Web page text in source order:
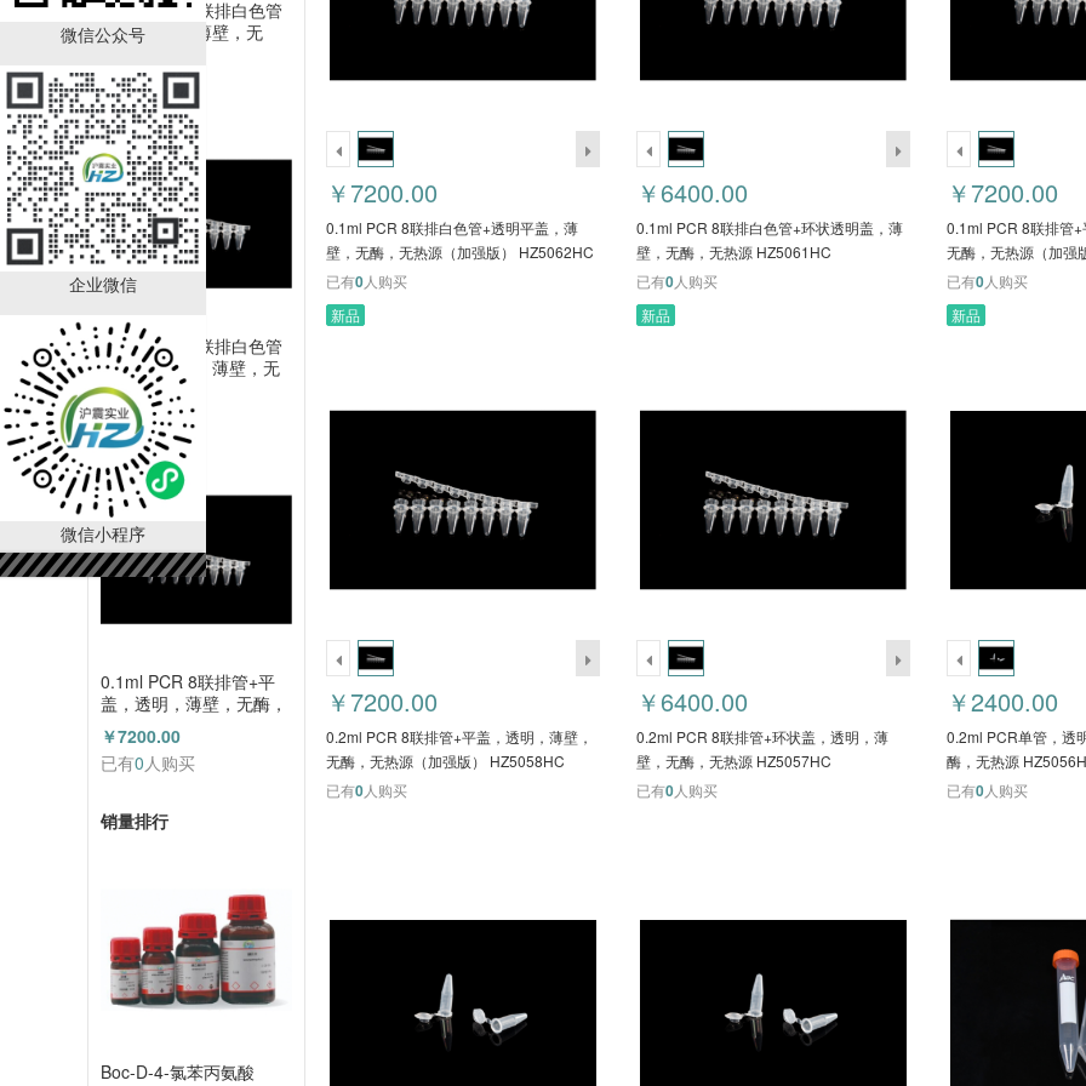
微信公众号
企业微信
微信小程序
0.1ml PCR 8联排白色管
+透明平盖，薄壁，无
HZ5062HC
已有0人购买
0.1ml PCR 8联排白色管
+环状透明盖，薄壁，无
酶，无热源 HZ5061HC
￥6400.00
已有0 人购买
0.1ml PCR 8联排管+平
盖，透明，薄壁，无酶，
无热源（加强版）
HZ5060HC
￥7200.00
已有0人购买
销量排行
Boc-D-4-氯苯丙氨酸
￥7200.00
0.1ml PCR 8联排白色管+透明平盖，薄
壁，无酶，无热源（加强版） HZ5062HC
已有0人购买
新品
￥6400.00
0.1ml PCR 8联排白色管+环状透明盖，薄
壁，无酶，无热源 HZ5061HC
已有0人购买
新品
￥7200.00
0.1ml PCR 8联排管
无酶，无热源（加强
已有0人购买
新品
￥7200.00
0.2ml PCR 8联排管+平盖，透明，薄壁，
无酶，无热源（加强版） HZ5058HC
已有0人购买
￥6400.00
0.2ml PCR 8联排管+环状盖，透明，薄
壁，无酶，无热源 HZ5057HC
已有0人购买
￥2400.00
0.2ml PCR单管，透
酶，无热源
已有0人购买